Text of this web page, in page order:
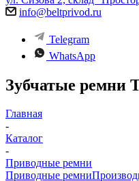
info@beltprivod.ru
Telegram
WhatsApp
Зубчатые ремни
Главная
-
Каталог
-
Приводные ремни
Приводные ремни